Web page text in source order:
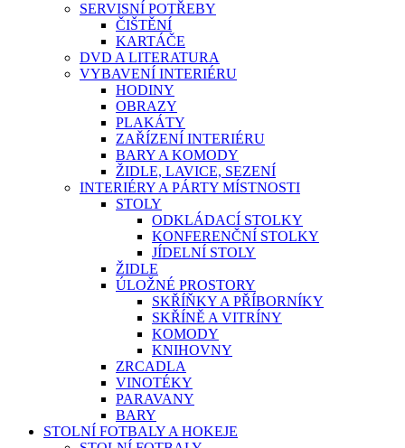
SERVISNÍ POTŘEBY
ČIŠTĚNÍ
KARTÁČE
DVD A LITERATURA
VYBAVENÍ INTERIÉRU
HODINY
OBRAZY
PLAKÁTY
ZAŘÍZENÍ INTERIÉRU
BARY A KOMODY
ŽIDLE, LAVICE, SEZENÍ
INTERIÉRY A PÁRTY MÍSTNOSTI
STOLY
ODKLÁDACÍ STOLKY
KONFERENČNÍ STOLKY
JÍDELNÍ STOLY
ŽIDLE
ÚLOŽNÉ PROSTORY
SKŘÍŇKY A PŘÍBORNÍKY
SKŘÍNĚ A VITRÍNY
KOMODY
KNIHOVNY
ZRCADLA
VINOTÉKY
PARAVANY
BARY
STOLNÍ FOTBALY A HOKEJE